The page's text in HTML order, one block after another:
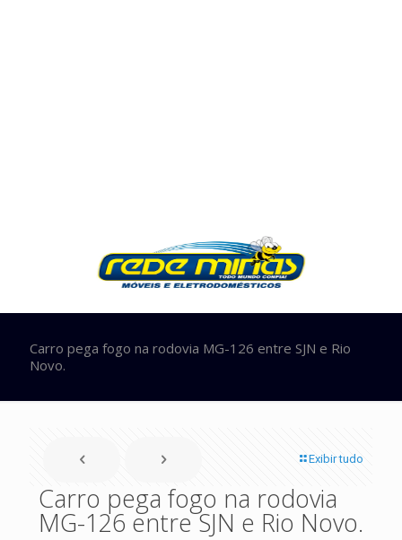
Carro pega fogo na rodovia MG-126 entre SJN e Rio
Novo.
Exibir tudo
Carro pega fogo na rodovia
MG-126 entre SJN e Rio Novo.